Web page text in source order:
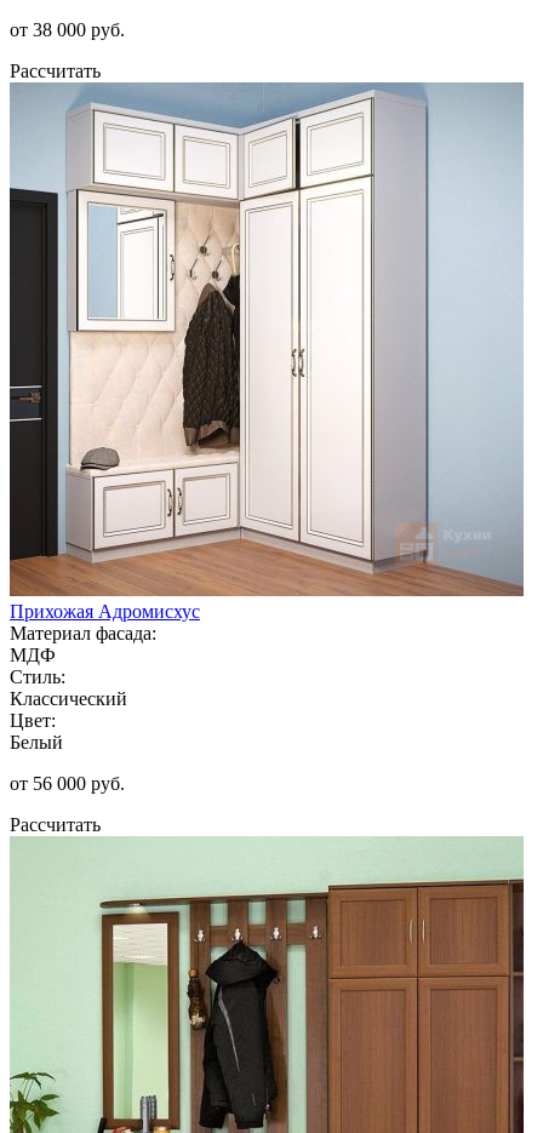
от 38 000 руб.
Рассчитать
Прихожая Адромисхус
Материал фасада:
МДФ
Стиль:
Классический
Цвет:
Белый
от 56 000 руб.
Рассчитать